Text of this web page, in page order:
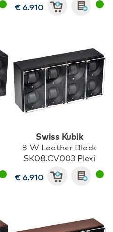
€ 6.910
Swiss Kubik
8 W Leather Black
SK08.CV003 Plexi
€ 6.910